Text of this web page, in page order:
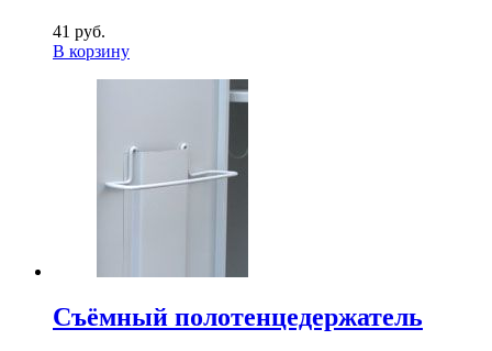
41 руб.
В корзину
Съёмный полотенцедержатель